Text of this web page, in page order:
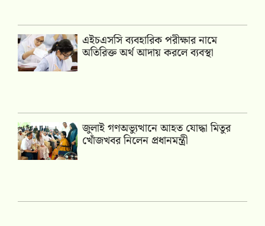
এইচএসসি ব্যবহারিক পরীক্ষার নামে
অতিরিক্ত অর্থ আদায় করলে ব্যবস্থা
জুলাই গণঅভ্যুত্থানে আহত যোদ্ধা মিতুর
খোঁজখবর নিলেন প্রধানমন্ত্রী